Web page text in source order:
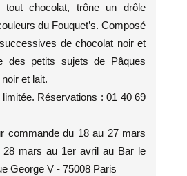
tout chocolat, trône un drôle
du Fouquet’s. Composé
de chocolat noir et
des petits sujets de Pâques
et lait.
Réservations : 01 40 69
commande du 18 au 27 mars
28 mars au 1er avril au Bar le
George V - 75008 Paris